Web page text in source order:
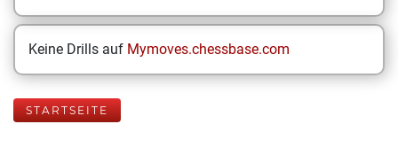
Keine Drills auf Mymoves.chessbase.com
STARTSEITE